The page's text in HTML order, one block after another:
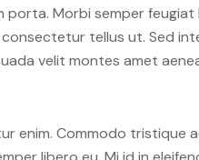
Morbi semper
tellus ut. Sed
velit montes amet
enim. Commodo tristique